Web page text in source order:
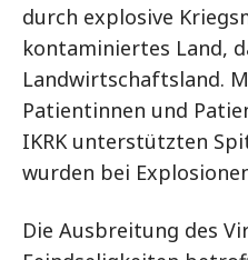
durch explosive
kontaminiertes Land,
Landwirtschaftsland.
Patientinnen und
IKRK unterstützten
wurden bei
Die Ausbreitung des